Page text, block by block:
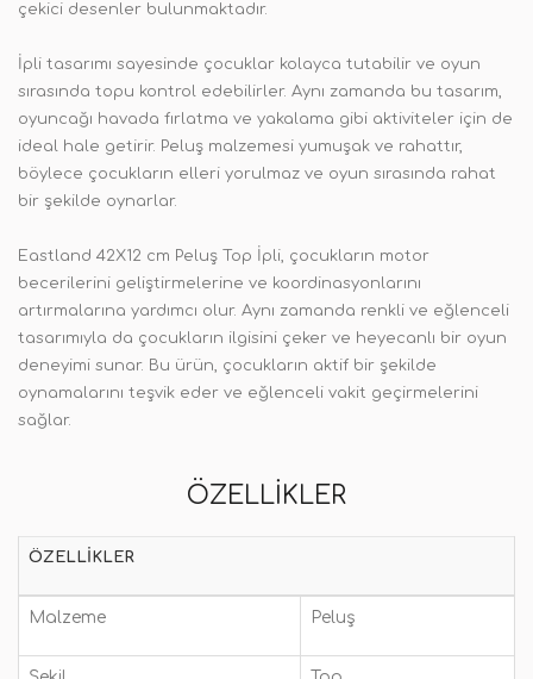
çekici desenler bulunmaktadır.
İpli tasarımı sayesinde çocuklar kolayca tutabilir ve oyun
sırasında topu kontrol edebilirler. Aynı zamanda bu tasarım,
oyuncağı havada fırlatma ve yakalama gibi aktiviteler için de
ideal hale getirir. Peluş malzemesi yumuşak ve rahattır,
böylece çocukların elleri yorulmaz ve oyun sırasında rahat
bir şekilde oynarlar.
Eastland 42X12 cm Peluş Top İpli, çocukların motor
becerilerini geliştirmelerine ve koordinasyonlarını
artırmalarına yardımcı olur. Aynı zamanda renkli ve eğlenceli
tasarımıyla da çocukların ilgisini çeker ve heyecanlı bir oyun
deneyimi sunar. Bu ürün, çocukların aktif bir şekilde
oynamalarını teşvik eder ve eğlenceli vakit geçirmelerini
sağlar.
ÖZELLIKLER
ÖZELLIKLER
Malzeme Peluş